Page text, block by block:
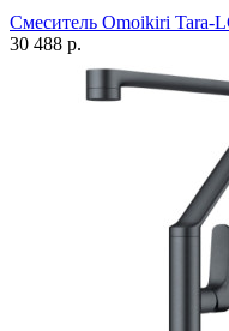
Смеситель Omoikiri Tara-
30 488 р.